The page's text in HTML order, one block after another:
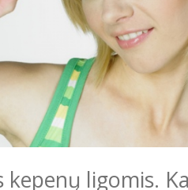
kepenų ligomis.